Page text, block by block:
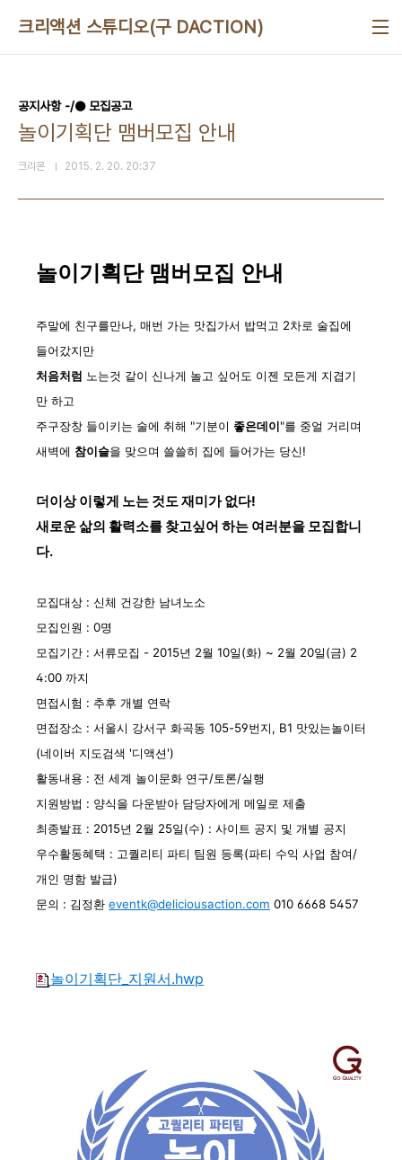
크리액션 스튜디오(구 DACTION)
공지사항 -/● 모집공고
놀이기획단 맴버모집 안내
크리몬 2015. 2. 20. 20:37
놀이기획단 맴버모집 안내
주말에 친구를만나, 매번 가는 맛집가서 밥먹고 2차로 술집에
들어갔지만
처음처럼 노는것 같이 신나게 놀고 싶어도 이젠 모든게 지겹기
만 하고
주구장창 들이키는 술에 취해 "기분이 좋은데이"를 중얼 거리며
새벽에 참이슬을 맞으며 쓸쓸히 집에 들어가는 당신!
더이상 이렇게 노는 것도 재미가 없다!
새로운 삶의 활력소를 찾고싶어 하는 여러분을 모집합니
다.
모집대상 : 신체 건강한 남녀노소
모집인원 : 0명
모집기간 : 서류모집 - 2015년 2월 10일(화) ~ 2월 20일(금) 2
4:00 까지
면접시험 : 추후 개별 연락
면접장소 : 서울시 강서구 화곡동 105-59번지, B1 맛있는놀이터
(네이버 지도검색 '디액션')
활동내용 : 전 세계 놀이문화 연구/토론/실행
지원방법 : 양식을 다운받아 담당자에게 메일로 제출
최종발표 : 2015년 2월 25일(수) : 사이트 공지 및 개별 공지
우수활동혜택 : 고퀄리티 파티 팀원 등록(파티 수익 사업 참여/
개인 명함 발급)
문의 : 김정환 eventk@deliciousaction.com 010 6668 5457
놀이기획단_지원서.hwp